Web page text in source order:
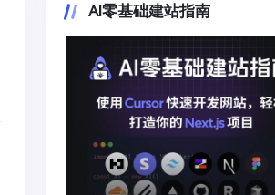
AI零基础建站指南